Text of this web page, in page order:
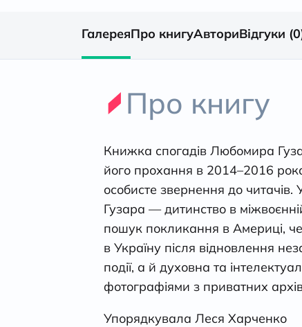
ГалереяПро книгуАвториВідгуки
Про книгу
Книжка спогадів Любомира
його прохання в 2014–2016
особисте звернення до читачів.
Гузара — дитинство в
пошук покликання в Америці,
в Україну після відновлення
події, а й духовна та
фотографіями з приватних
Упорядкувала Леся Харченко